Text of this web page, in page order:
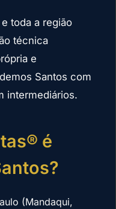
toda a região
técnica
e
Santos com
intermediários.
é
(Mandaqui,